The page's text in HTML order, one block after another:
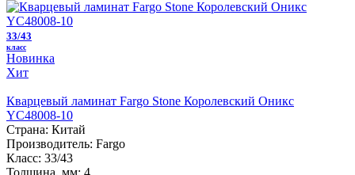
33/43
класс
Новинка
Хит
Кварцевый ламинат Fargo Stone Королевский Оникс
YC48008-10
Страна: Китай
Производитель: Fargo
Класс: 33/43
Толщина, мм: 4